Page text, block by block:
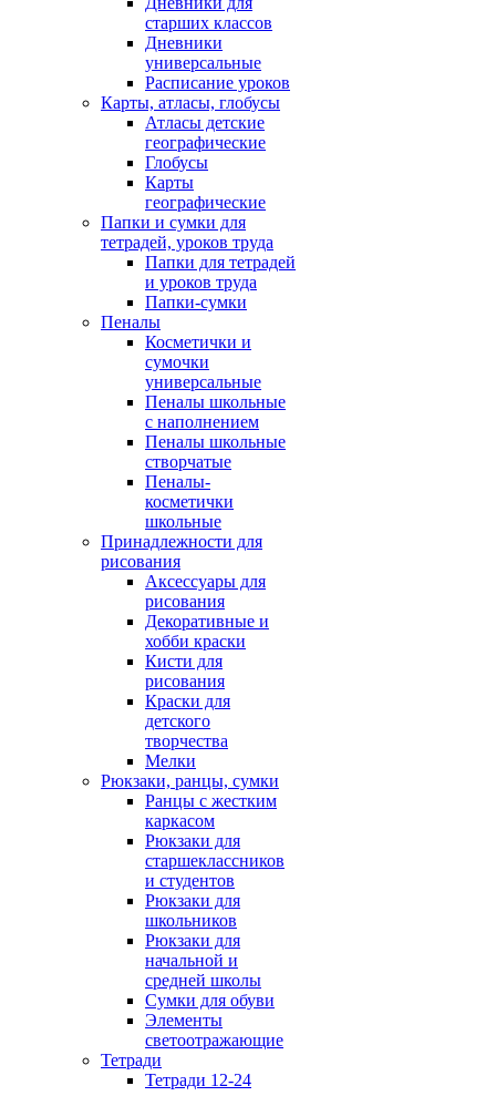
старших классов
Дневники
универсальные
Расписание уроков
Карты, атласы, глобусы
Атласы детские
географические
Глобусы
Карты
географические
Папки и сумки для
тетрадей, уроков труда
Папки для тетрадей
и уроков труда
Папки-сумки
Пеналы
Косметички и
сумочки
универсальные
Пеналы школьные
с наполнением
Пеналы школьные
створчатые
Пеналы-
косметички
школьные
Принадлежности для
рисования
Аксессуары для
рисования
Декоративные и
хобби краски
Кисти для
рисования
Краски для
детского
творчества
Мелки
Рюкзаки, ранцы, сумки
Ранцы с жестким
каркасом
Рюкзаки для
старшеклассников
и студентов
Рюкзаки для
школьников
Рюкзаки для
начальной и
средней школы
Сумки для обуви
Элементы
светоотражающие
Тетради
Тетради 12-24